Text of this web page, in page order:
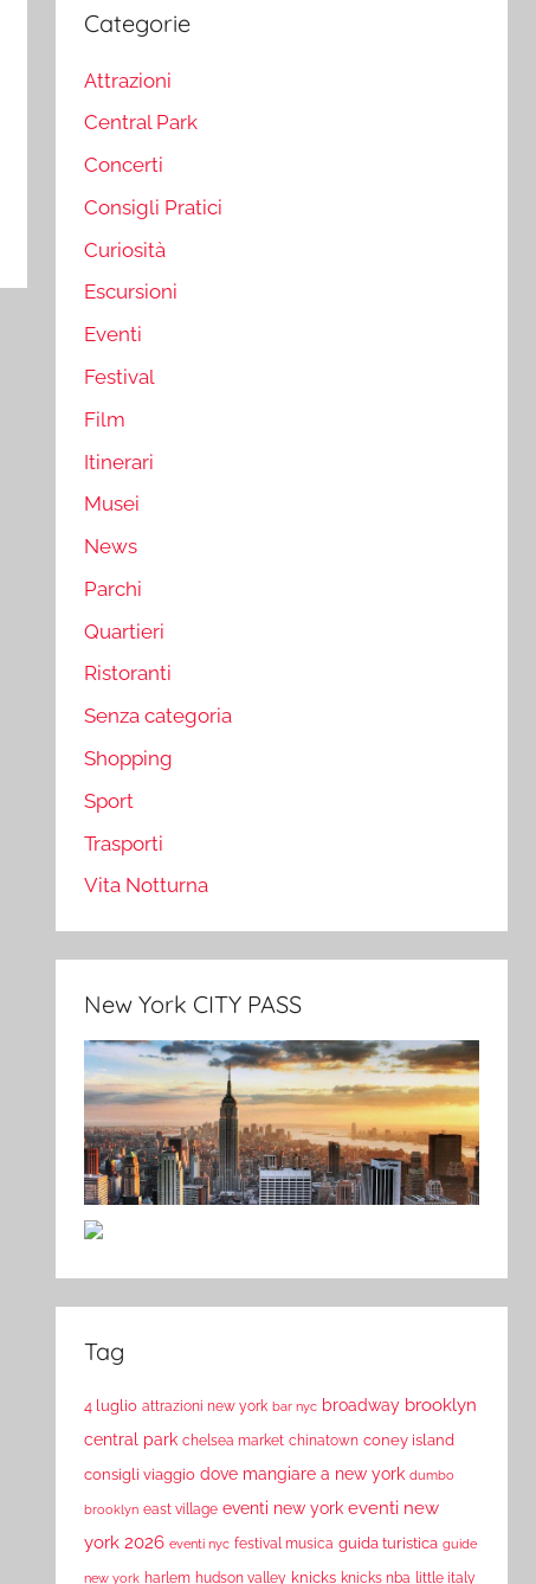
Categorie
Attrazioni
Central Park
Concerti
Consigli Pratici
Curiosità
Escursioni
Eventi
Festival
Film
Itinerari
Musei
News
Parchi
Quartieri
Ristoranti
Senza categoria
Shopping
Sport
Trasporti
Vita Notturna
New York CITY PASS
Tag
4 luglio attrazioni new york bar nyc broadway brooklyn
central park chelsea market chinatown coney island
consigli viaggio dove mangiare a new york dumbo
brooklyn east village eventi new york eventi new
york 2026 eventi nyc festival musica guida turistica guide
new york harlem hudson valley knicks knicks nba little italy